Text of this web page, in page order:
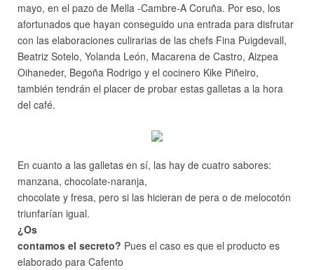
mayo, en el pazo de Mella -Cambre-A Coruña. Por eso, los
afortunados que hayan conseguido una entrada para disfrutar
con las elaboraciones culirarias de las chefs Fina Puigdevall,
Beatriz Sotelo, Yolanda León, Macarena de Castro, Aizpea
Oihaneder, Begoña Rodrigo y el cocinero Kike Piñeiro,
también tendrán el placer de probar estas galletas a la hora
del café.
En cuanto a las galletas en sí, las hay de cuatro sabores:
manzana, chocolate-naranja,
chocolate y fresa, pero si las hicieran de pera o de melocotón
triunfarían igual.
¿Os
contamos el secreto? Pues el caso es que el producto es
elaborado para Cafento